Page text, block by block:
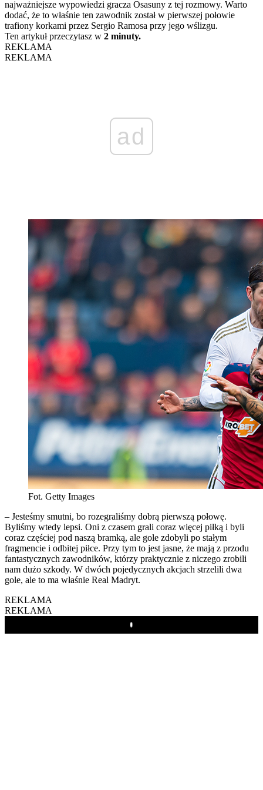
najważniejsze wypowiedzi gracza Osasuny z tej rozmowy. Warto
dodać, że to właśnie ten zawodnik został w pierwszej połowie
trafiony korkami przez Sergio Ramosa przy jego wślizgu.
Ten artykuł przeczytasz w 2 minuty.
REKLAMA
REKLAMA
ad
Fot. Getty Images
– Jesteśmy smutni, bo rozegraliśmy dobrą pierwszą połowę.
Byliśmy wtedy lepsi. Oni z czasem grali coraz więcej piłką i byli
coraz częściej pod naszą bramką, ale gole zdobyli po stałym
fragmencie i odbitej piłce. Przy tym to jest jasne, że mają z przodu
fantastycznych zawodników, którzy praktycznie z niczego zrobili
nam dużo szkody. W dwóch pojedycznych akcjach strzelili dwa
gole, ale to ma właśnie Real Madryt.
REKLAMA
REKLAMA
Play